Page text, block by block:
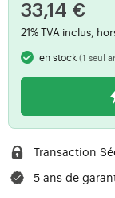
33,14 €
21% TVA inclus,
en stock(1 seul
Transaction
5 ans de